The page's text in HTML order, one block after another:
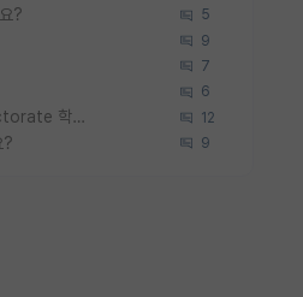
? 5
9
7
6
우리나라도 학구 열풍보면 Higher Doctorate 학위가 필요하다고 봅니다. 12
? 9